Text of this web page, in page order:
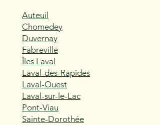
Auteuil
Chomedey
Duvernay
Fabreville
Îles Laval
Laval-des-Rapides
Laval-Ouest
Laval-sur-le-Lac
Pont-Viau
Sainte-Dorothée